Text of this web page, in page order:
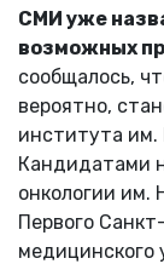
СМИ уже
возможных
сообщалось,
вероятно,
института им.
Кандидатами
онкологии им.
Первого
медицинского